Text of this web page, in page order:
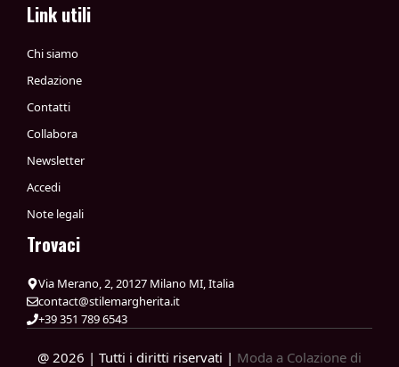
Link utili
Chi siamo
Redazione
Contatti
Collabora
Newsletter
Accedi
Note legali
Trovaci
Via Merano, 2, 20127 Milano MI, Italia
contact@stilemargherita.it
+39 351 789 6543
@ 2026 | Tutti i diritti riservati | Moda a Colazione di